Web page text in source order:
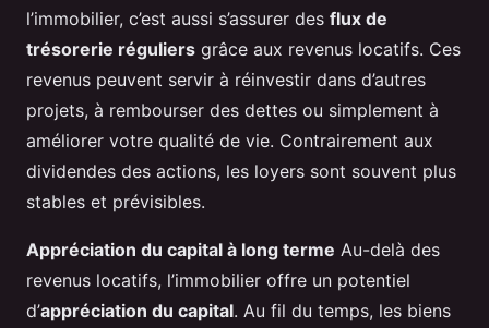
l’immobilier, c’est aussi s’assurer des flux de
trésorerie réguliers grâce aux revenus locatifs. Ces
revenus peuvent servir à réinvestir dans d’autres
projets, à rembourser des dettes ou simplement à
améliorer votre qualité de vie. Contrairement aux
dividendes des actions, les loyers sont souvent plus
stables et prévisibles.
Appréciation du capital à long terme Au-delà des
revenus locatifs, l’immobilier offre un potentiel
d’appréciation du capital. Au fil du temps, les biens